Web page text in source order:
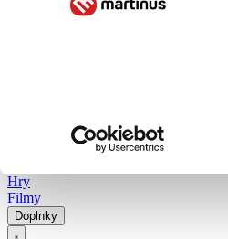
Hry
Filmy
Doplnky